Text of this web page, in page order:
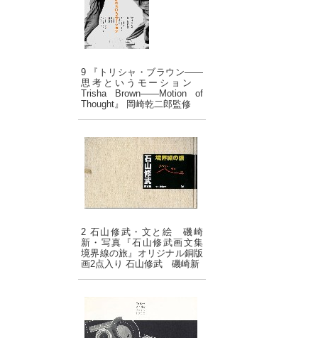
9 『トリシャ・ブラウン――
思考というモーション
Trisha Brown――Motion of
Thought』 岡崎乾二郎監修
2 石山修武・文と絵 磯崎
新・写真『石山修武画文集
境界線の旅』オリジナル銅版
画2点入り 石山修武 磯崎新